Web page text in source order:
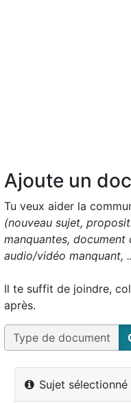
Ajoute un
Tu veux aider la
(nouveau sujet,
manquantes,
audio/vidéo manquant,
Il te suffit de joindre,
après.
Type de document
Sujet sélectionné